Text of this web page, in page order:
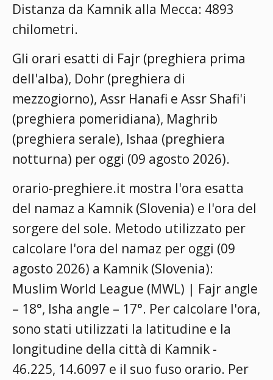
Distanza da Kamnik alla Mecca: 4893
chilometri.
Gli orari esatti di Fajr (preghiera prima
dell'alba), Dohr (preghiera di
mezzogiorno), Assr Hanafi e Assr Shafi'i
(preghiera pomeridiana), Maghrib
(preghiera serale), Ishaa (preghiera
notturna) per oggi (09 agosto 2026).
orario-preghiere.it mostra l'ora esatta
del namaz a Kamnik (Slovenia) e l'ora del
sorgere del sole. Metodo utilizzato per
calcolare l'ora del namaz per oggi (09
agosto 2026) a Kamnik (Slovenia):
Muslim World League (MWL) | Fajr angle
– 18°, Isha angle – 17°. Per calcolare l'ora,
sono stati utilizzati la latitudine e la
longitudine della città di Kamnik -
46.225, 14.6097 e il suo fuso orario. Per